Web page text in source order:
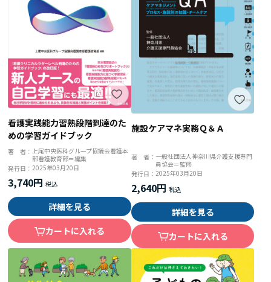
看護実践能力習熟段階到達のた
めの学習ガイドブック
著 者：上尾中央医科グループ協議会看護本
部看護教育部＝編集
発行日：2025年03月20日
3,740円
詳細を見る
カートに入れる
施設ケアマネ実務Ｑ＆Ａ
著 者： 一般社団法人神奈川県介護支援専門
員協会＝監修
発行日： 2025年03月20日
2,640円
詳細を見る
カートに入れる